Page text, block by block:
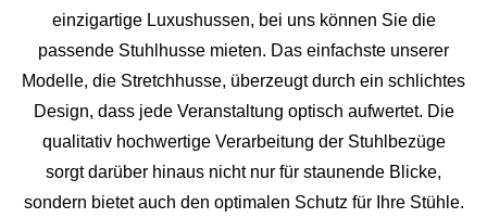
einzigartige Luxushussen, bei uns können Sie die
passende Stuhlhusse mieten. Das einfachste unserer
Modelle, die Stretchhusse, überzeugt durch ein schlichtes
Design, dass jede Veranstaltung optisch aufwertet. Die
qualitativ hochwertige Verarbeitung der Stuhlbezüge
sorgt darüber hinaus nicht nur für staunende Blicke,
sondern bietet auch den optimalen Schutz für Ihre Stühle.